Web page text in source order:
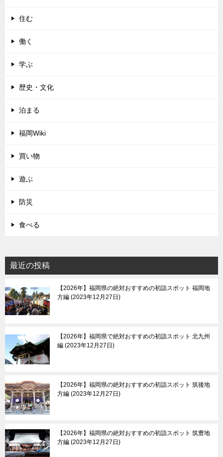
住む
働く
学ぶ
歴史・文化
泊まる
福岡Wiki
買い物
遊ぶ
防災
食べる
最近の投稿
【2026年】福岡県の絶対おすすめの初詣スポット 福岡地
方編 2023年12月27日
【2026年】福岡県で絶対おすすめの初詣スポット 北九州
編 2023年12月27日
【2026年】福岡県の絶対おすすめの初詣スポット 筑後地
方編 2023年12月27日
【2026年】福岡県の絶対おすすめの初詣スポット 筑豊地
方編 2023年12月27日